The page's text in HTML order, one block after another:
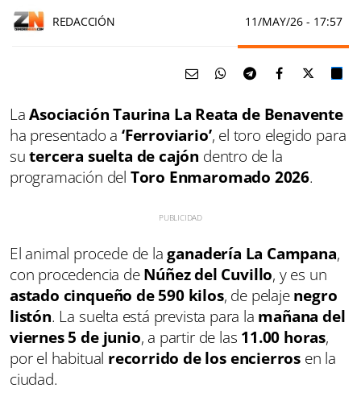
REDACCIÓN 11/MAY/26 - 17:57
LaAsociación Taurina La Reata de Benavente
ha presentado a ‘Ferroviario’, el toro elegido para
sutercera suelta de cajón dentro de la
programación del Toro Enmaromado 2026.
El animal procede de laganadería La Campana,
con procedencia deNúñez del Cuvillo, y es un
astado cinqueño de 590 kilos, de pelajenegro
listón. La suelta está prevista para la mañana del
viernes 5 de junio, a partir de las 11.00 horas,
por el habitual recorrido de los encierros en la
ciudad.